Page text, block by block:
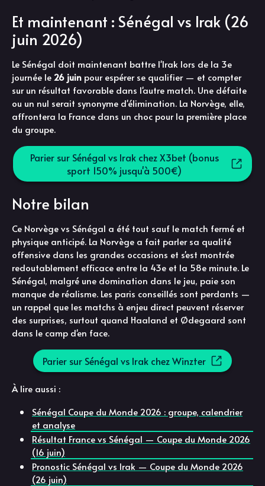
Et maintenant : Sénégal vs Irak (26
juin 2026)
Le Sénégal doit maintenant battre l'Irak lors de la 3e
journée le26 juin pour espérer se qualifier — et compter
sur un résultat favorable dans l'autre match. Une défaite
ou un nul serait synonyme d'élimination. La Norvège, elle,
affrontera la France dans un choc pour la première place
du groupe.
Parier sur Sénégal vs Irak chez X3bet (bonus
sport 150% jusqu'à 500€)
Notre bilan
Ce Norvège vs Sénégal a été tout sauf le match fermé et
physique anticipé. La Norvège a fait parler sa qualité
offensive dans les grandes occasions et s'est montrée
redoutablement efficace entre la 43e et la 58e minute. Le
Sénégal, malgré une domination dans le jeu, paie son
manque de réalisme. Les paris conseillés sont perdants —
un rappel que les matchs à enjeu direct peuvent réserver
des surprises, surtout quand Haaland et Ødegaard sont
dans le camp d'en face.
Parier sur Sénégal vs Irak chez Winzter
À lire aussi :
Sénégal Coupe du Monde 2026 : groupe, calendrier
et analyse
Résultat France vs Sénégal — Coupe du Monde 2026
(16 juin)
Pronostic Sénégal vs Irak — Coupe du Monde 2026
(26 juin)